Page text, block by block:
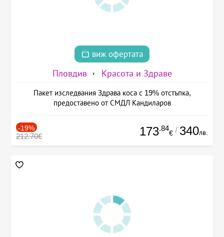
виж офертата
Пловдив Красота и Здраве
Пакет изследвания Здрава коса с 19% отстъпка,
предоставено от СМДЛ Кандиларов
-19%
212.70€ 173.84
€ / 340лв.